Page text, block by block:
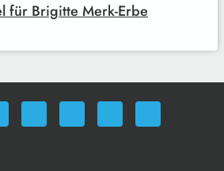
für Brigitte Merk-Erbe